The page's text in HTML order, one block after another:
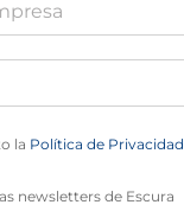
la Política de Privacidad
newsletters de Escura